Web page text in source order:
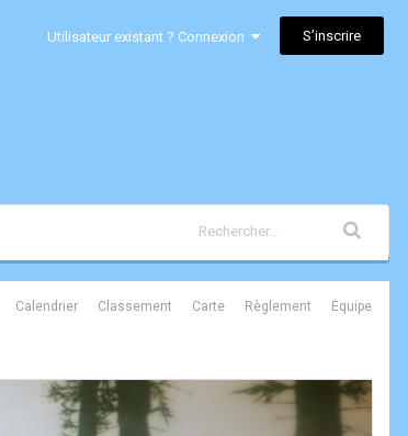
Utilisateur existant ? Connexion S’inscrire
Calendrier Classement Carte Règlement Équipe